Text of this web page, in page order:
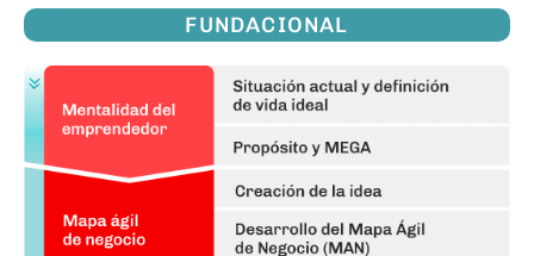
FUNDACIONAL